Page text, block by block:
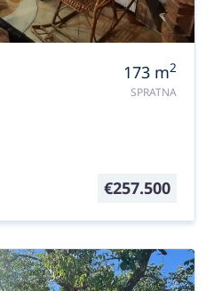
173 m2
SPRATNA
€257.500